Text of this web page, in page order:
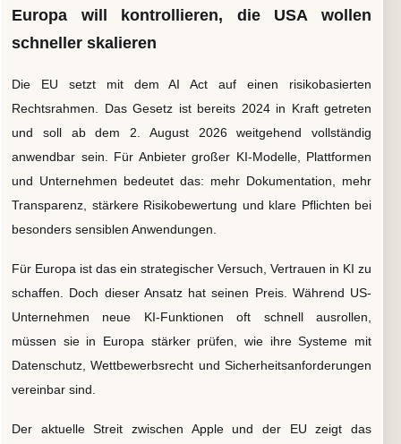
Europa will kontrollieren, die USA wollen
schneller skalieren
Die EU setzt mit dem AI Act auf einen risikobasierten
Rechtsrahmen. Das Gesetz ist bereits 2024 in Kraft getreten
und soll ab dem 2. August 2026 weitgehend vollständig
anwendbar sein. Für Anbieter großer KI-Modelle, Plattformen
und Unternehmen bedeutet das: mehr Dokumentation, mehr
Transparenz, stärkere Risikobewertung und klare Pflichten bei
besonders sensiblen Anwendungen.
Für Europa ist das ein strategischer Versuch, Vertrauen in KI zu
schaffen. Doch dieser Ansatz hat seinen Preis. Während US-
Unternehmen neue KI-Funktionen oft schnell ausrollen,
müssen sie in Europa stärker prüfen, wie ihre Systeme mit
Datenschutz, Wettbewerbsrecht und Sicherheitsanforderungen
vereinbar sind.
Der aktuelle Streit zwischen Apple und der EU zeigt das